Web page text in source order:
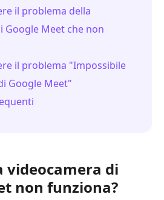
il problema della
Google Meet che non
il problema "Impossibile
Google Meet"
videocamera di
non funziona?